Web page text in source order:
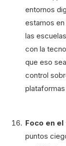
entornos
estamos
las
con la
que eso
control
Foco en
puntos